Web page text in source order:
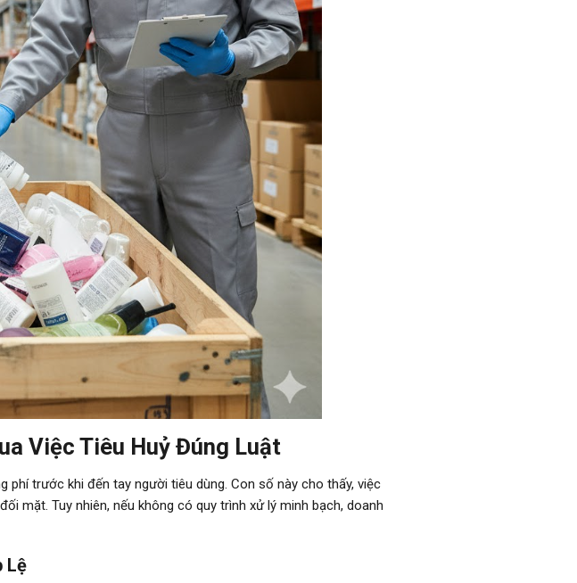
Việc Tiêu Huỷ Đúng Luật
trước khi đến tay người tiêu dùng. Con số này cho thấy, việc
mặt. Tuy nhiên, nếu không có quy trình xử lý minh bạch, doanh
Lệ